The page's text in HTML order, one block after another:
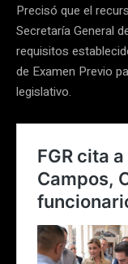
Precisó que el
Secretaría General
requisitos
de Examen Previo
legislativo.